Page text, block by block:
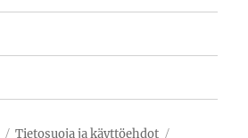
Tietosuoja ja käyttöehdot